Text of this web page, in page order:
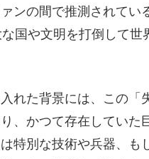
ンの間で推測されてい
国や文明を打倒して世
れた背景には、この「
、かつて存在していた
特別な技術や兵器、も